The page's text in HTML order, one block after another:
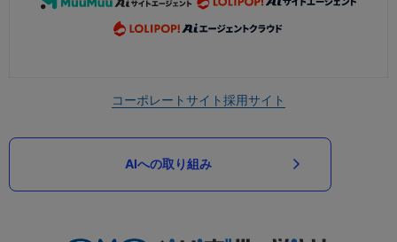
コーポレートサイト採用サイト
AIへの取り組み